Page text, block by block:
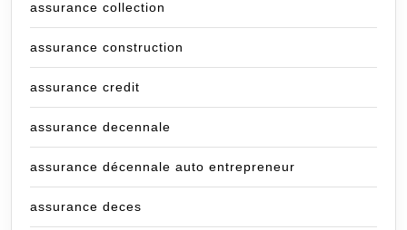
assurance collection
assurance construction
assurance credit
assurance decennale
assurance décennale auto entrepreneur
assurance deces